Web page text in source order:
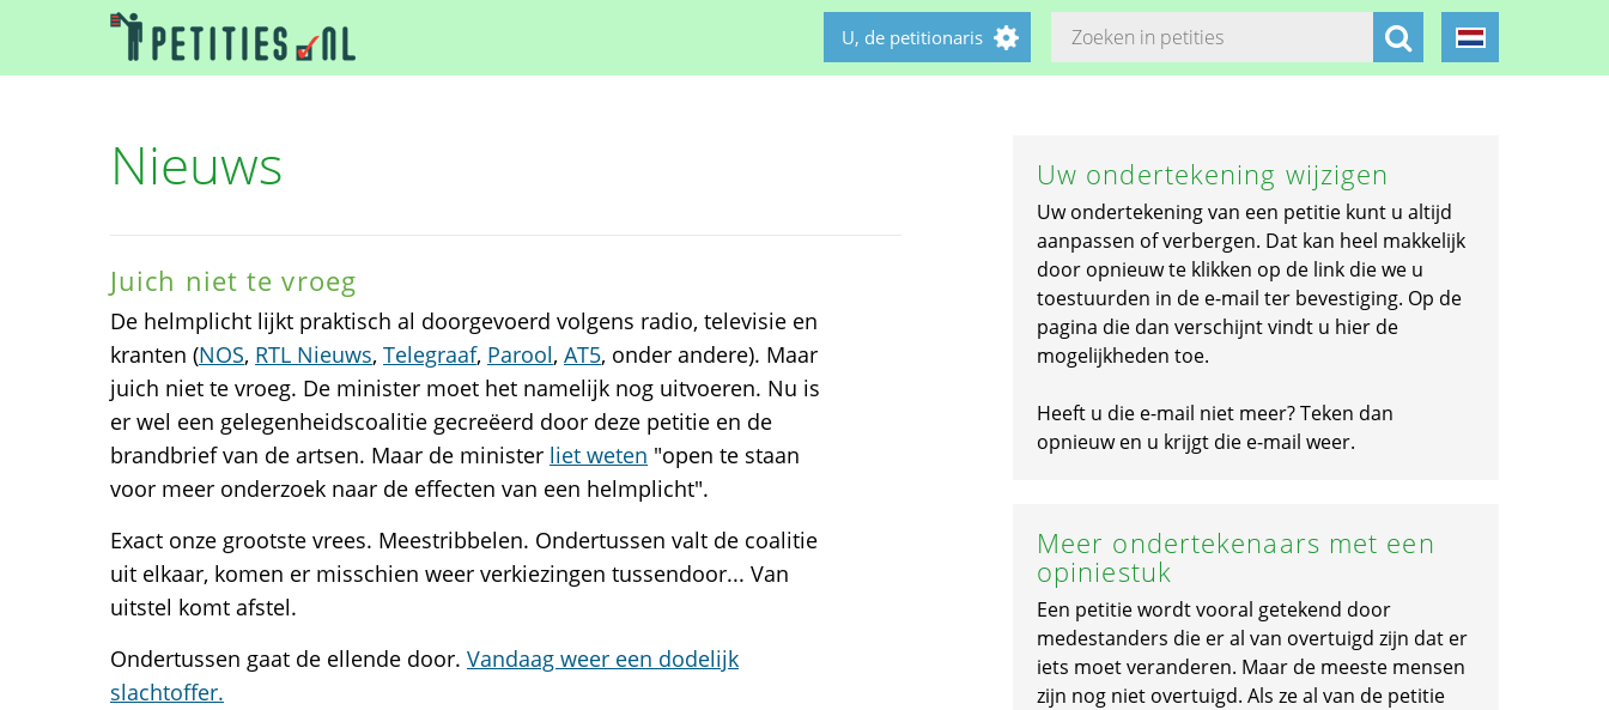
U, de petitionaris
Nieuws
Juich niet te vroeg
De helmplicht lijkt praktisch al doorgevoerd volgens radio, televisie en
kranten (NOS, RTL Nieuws, Telegraaf, Parool, AT5, onder andere). Maar
juich niet te vroeg. De minister moet het namelijk nog uitvoeren. Nu is
er wel een gelegenheidscoalitie gecreëerd door deze petitie en de
brandbrief van de artsen. Maar de minister liet weten "open te staan
voor meer onderzoek naar de effecten van een helmplicht".
Exact onze grootste vrees. Meestribbelen. Ondertussen valt de coalitie
uit elkaar, komen er misschien weer verkiezingen tussendoor... Van
uitstel komt afstel.
Ondertussen gaat de ellende door. Vandaag weer een dodelijk
slachtoffer.
Uw ondertekening wijzigen
Uw ondertekening van een petitie kunt u altijd
aanpassen of verbergen. Dat kan heel makkelijk
door opnieuw te klikken op de link die we u
toestuurden in de e-mail ter bevestiging. Op de
pagina die dan verschijnt vindt u hier de
mogelijkheden toe.
Heeft u die e-mail niet meer? Teken dan
opnieuw en u krijgt die e-mail weer.
Meer ondertekenaars met een
opiniestuk
Een petitie wordt vooral getekend door
medestanders die er al van overtuigd zijn dat er
iets moet veranderen. Maar de meeste mensen
zijn nog niet overtuigd. Als ze al van de petitie